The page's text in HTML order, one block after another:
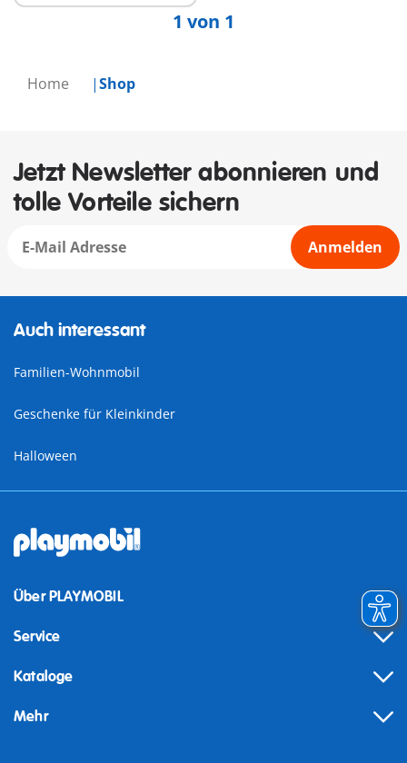
Home Shop
1 von 1
Jetzt Newsletter abonnieren und
tolle Vorteile sichern
Anmelden
Auch interessant
Familien-Wohnmobil
Geschenke für Kleinkinder
Halloween
Über PLAYMOBIL
Service
Kataloge
Mehr